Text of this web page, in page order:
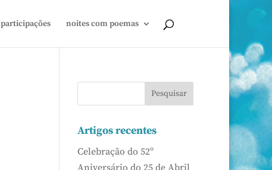
participações noites com poemas
Artigos recentes
Celebração do 52º
Aniversário do 25 de Abril